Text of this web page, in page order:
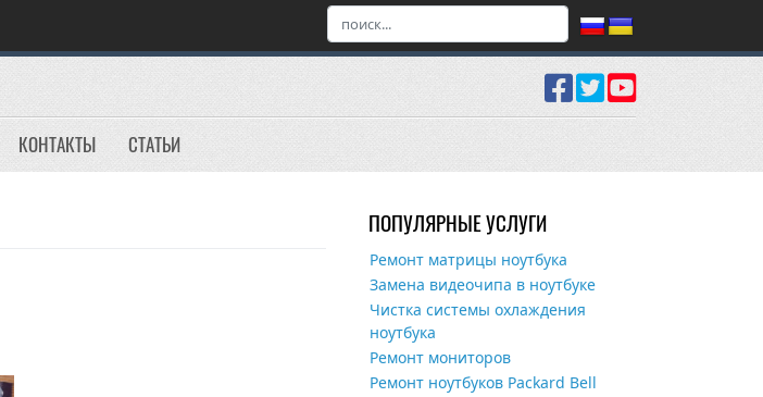
КОНТАКТЫ СТАТЬИ
ПОПУЛЯРНЫЕ УСЛУГИ
Ремонт матрицы ноутбука
Замена видеочипа в ноутбуке
Чистка системы охлаждения
ноутбука
Ремонт мониторов
Ремонт ноутбуков Packard Bell